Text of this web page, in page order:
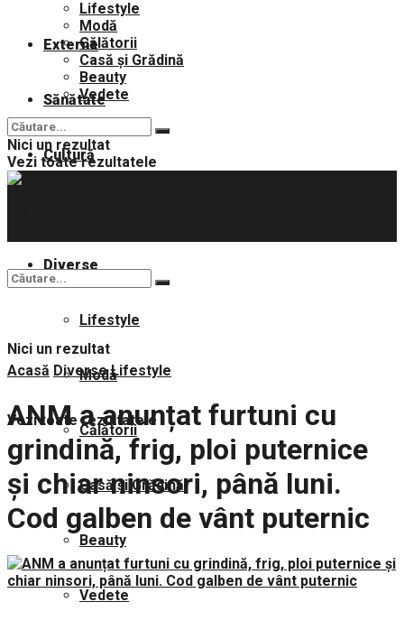
Externe
Sănătate
Cultură
Diverse
Lifestyle
Modă
Călătorii
Casă și Grădină
Beauty
Vedete
Lifestyle
Modă
Călătorii
Casă și Grădină
Beauty
Vedete
Nici un rezultat
Vezi toate rezultatele
Nici un rezultat
Vezi toate rezultatele
Acasă Diverse Lifestyle
ANM a anunțat furtuni cu
grindină, frig, ploi puternice
și chiar ninsori, până luni.
Cod galben de vânt puternic